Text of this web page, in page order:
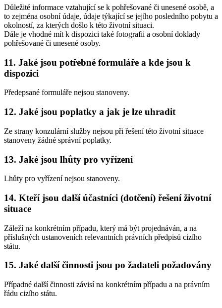
Důležité informace vztahující se k pohřešované či unesené osobě, a
to zejména osobní údaje, údaje týkající se jejího posledního pobytu a
okolností, za kterých došlo k této životní situaci.
Dále je vhodné mít k dispozici také fotografii a osobní doklady
pohřešované či unesené osoby.
11. Jaké jsou potřebné formuláře a kde jsou k
dispozici
Předepsané formuláře nejsou stanoveny.
12. Jaké jsou poplatky a jak je lze uhradit
Ze strany konzulární služby nejsou při řešení této životní situace
stanoveny žádné správní poplatky.
13. Jaké jsou lhůty pro vyřízení
Lhůty pro vyřízení nejsou stanoveny.
14. Kteří jsou další účastníci (dotčení) řešení životní
situace
Záleží na konkrétním případu, který má být projednáván, a na
příslušných ustanoveních relevantních právních předpisů cizího
státu.
15. Jaké další činnosti jsou po žadateli požadovány
Případné další činnosti závisí na konkrétním případu a na právním
řádu cizího státu.